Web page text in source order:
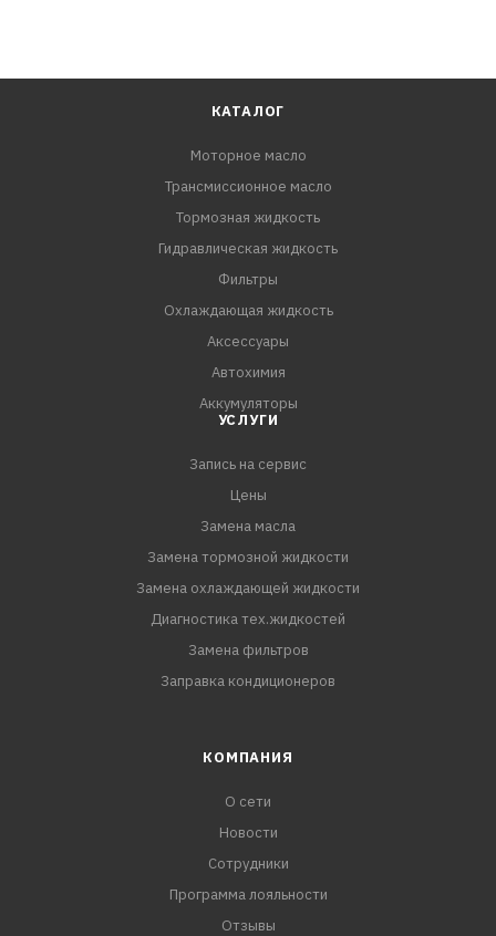
КАТАЛОГ
Моторное масло
Трансмиссионное масло
Тормозная жидкость
Гидравлическая жидкость
Фильтры
Охлаждающая жидкость
Аксессуары
Автохимия
Аккумуляторы
УСЛУГИ
Запись на сервис
Цены
Замена масла
Замена тормозной жидкости
Замена охлаждающей жидкости
Диагностика тех.жидкостей
Замена фильтров
Заправка кондиционеров
КОМПАНИЯ
О сети
Новости
Сотрудники
Программа лояльности
Отзывы